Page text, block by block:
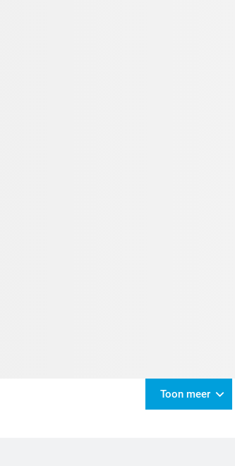
Toon meer